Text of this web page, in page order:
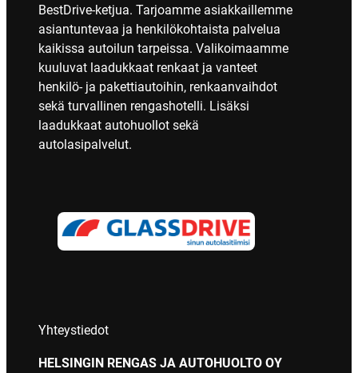
BestDrive-ketjua. Tarjoamme asiakkaillemme
asiantuntevaa ja henkilökohtaista palvelua
kaikissa autoilun tarpeissa. Valikoimaamme
kuuluvat laadukkaat renkaat ja vanteet
henkilö- ja pakettiautoihin, renkaanvaihdot
sekä turvallinen rengashotelli. Lisäksi
laadukkaat autohuollot sekä
autolasipalvelut.
Yhteystiedot
HELSINGIN RENGAS JA AUTOHUOLTO OY